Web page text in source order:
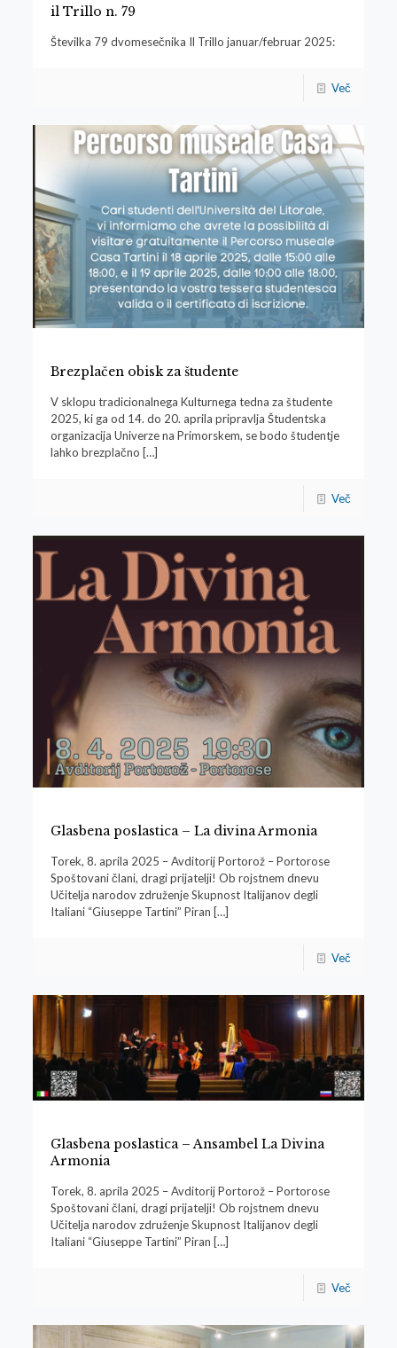
il Trillo n. 79
Številka 79 dvomesečnika Il Trillo januar/februar 2025:
Več
Brezplačen obisk za študente
V sklopu tradicionalnega Kulturnega tedna za študente
2025, ki ga od 14. do 20. aprila pripravlja Študentska
organizacija Univerze na Primorskem, se bodo študentje
lahko brezplačno […]
Več
Glasbena poslastica – La divina Armonia
Torek, 8. aprila 2025 – Avditorij Portorož – Portorose
Spoštovani člani, dragi prijatelji! Ob rojstnem dnevu
Učitelja narodov združenje Skupnost Italijanov degli
Italiani “Giuseppe Tartini” Piran […]
Več
Glasbena poslastica – Ansambel La Divina
Armonia
Torek, 8. aprila 2025 – Avditorij Portorož – Portorose
Spoštovani člani, dragi prijatelji! Ob rojstnem dnevu
Učitelja narodov združenje Skupnost Italijanov degli
Italiani “Giuseppe Tartini” Piran […]
Več